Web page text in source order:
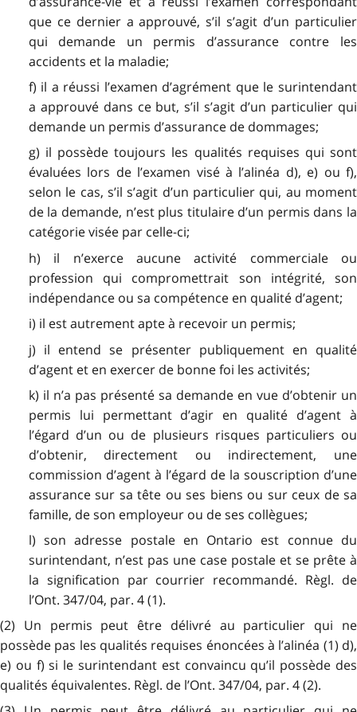
que ce dernier a approuvé, s’il s’agit d’un particulier
qui demande un permis d’assurance contre les
accidents et la maladie;
f) il a réussi l’examen d’agrément que le surintendant
a approuvé dans ce but, s’il s’agit d’un particulier qui
demande un permis d’assurance de dommages;
g) il possède toujours les qualités requises qui sont
évaluées lors de l’examen visé à l’alinéa d), e) ou f),
selon le cas, s’il s’agit d’un particulier qui, au moment
de la demande, n’est plus titulaire d’un permis dans la
catégorie visée par celle-ci;
h) il n’exerce aucune activité commerciale ou
profession qui compromettrait son intégrité, son
indépendance ou sa compétence en qualité d’agent;
i) il est autrement apte à recevoir un permis;
j) il entend se présenter publiquement en qualité
d’agent et en exercer de bonne foi les activités;
k) il n’a pas présenté sa demande en vue d’obtenir un
permis lui permettant d’agir en qualité d’agent à
l’égard d’un ou de plusieurs risques particuliers ou
d’obtenir, directement ou indirectement, une
commission d’agent à l’égard de la souscription d’une
assurance sur sa tête ou ses biens ou sur ceux de sa
famille, de son employeur ou de ses collègues;
l) son adresse postale en Ontario est connue du
surintendant, n’est pas une case postale et se prête à
la signification par courrier recommandé. Règl. de
l’Ont. 347/04, par. 4 (1).
(2) Un permis peut être délivré au particulier qui ne
possède pas les qualités requises énoncées à l’alinéa (1) d),
e) ou f) si le surintendant est convaincu qu’il possède des
qualités équivalentes. Règl. de l’Ont. 347/04, par. 4 (2).